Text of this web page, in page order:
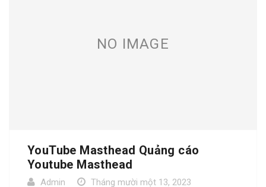
NO IMAGE
YouTube Masthead Quảng cáo
Youtube Masthead
Admin Tháng mười một 13, 2023